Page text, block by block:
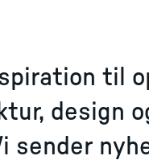
til
design
sender